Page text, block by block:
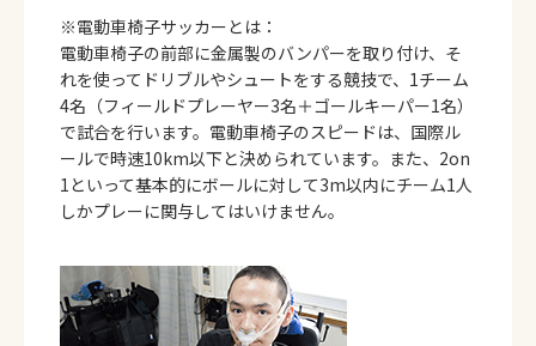
※電動車椅子サッカーとは：
電動車椅子の前部に金属製のバンパーを取り付け、そ
れを使ってドリブルやシュートをする競技で、1チーム
4名（フィールドプレーヤー3名＋ゴールキーパー1名）
で試合を行います。電動車椅子のスピードは、国際ル
ールで時速10km以下と決められています。また、2on
1といって基本的にボールに対して3m以内にチーム1人
しかプレーに関与してはいけません。